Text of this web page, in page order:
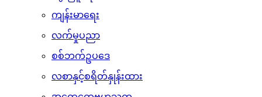
ကျန်းမာရေး
လက်မှုပညာ
စစ်ဘက်ဥပဒေ
လစာနှင့်စရိတ်နှုန်းထား